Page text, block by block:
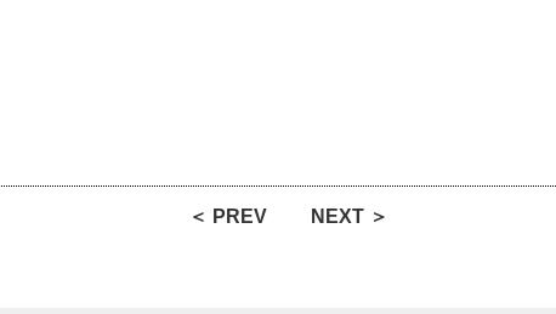
＜ PREV NEXT ＞